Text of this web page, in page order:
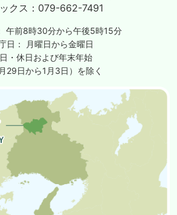
クス： 079-662-7491
午前8時30分から午後5時15分
日：
月曜日から金曜日
・休日および年末年始
月29日から1月3日）を除く